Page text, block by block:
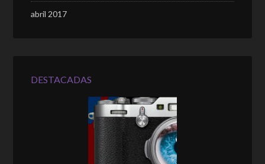
abril 2017
DESTACADAS